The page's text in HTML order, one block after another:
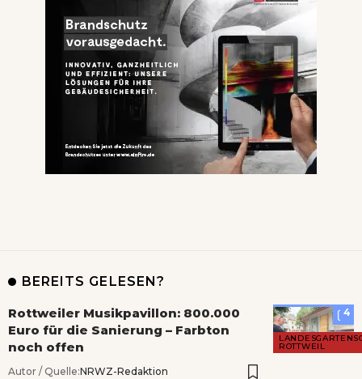
BEREITS GELESEN?
4
ROTTWEIL
Rottweiler Musikpavillon: 800.000
Euro für die Sanierung – Farbton
noch offen
Autor / Quelle:NRWZ-Redaktion